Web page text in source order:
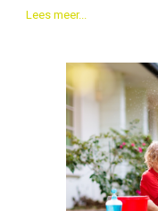
Lees meer...